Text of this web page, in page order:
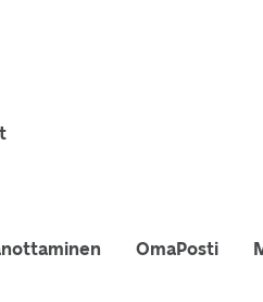
OmaPosti